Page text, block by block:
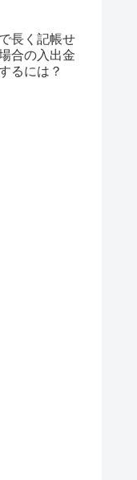
長く記帳せ
合の入出金
るには？